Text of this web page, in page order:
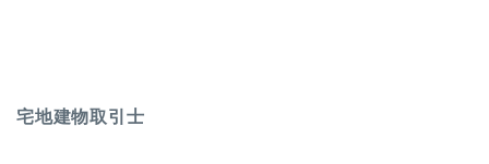
宅地建物取引士